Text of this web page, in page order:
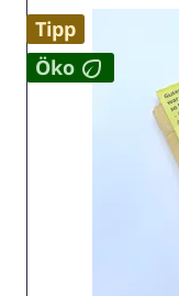
Tipp
Öko